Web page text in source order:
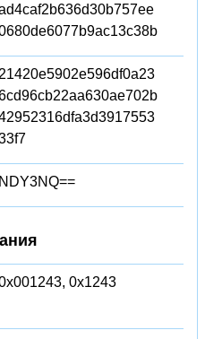
21420e5902e596df0a23
NDY3NQ==
0x1243